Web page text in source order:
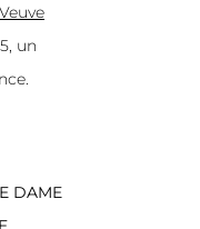
Veuve
un
DAME